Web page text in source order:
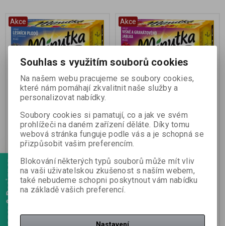
Akce
Čaj minutka lesní plody
20x2g/24ks
Katalogové číslo:2323101
EAN:5900396026781
Ovocný čaj - aromatizovaný
porcovaný s příchutí lesních
plodů.
Akce
Čaj minutka višně granát.
jabl.20x2g/24ks
Katalogové číslo:
EAN:5900396026798
Ovocný čaj - aromatizovaný
porcovaný s příchutí višně a
granátového jablka.
Souhlas s využitím souborů cookies
Na našem webu pracujeme se soubory cookies,
které nám pomáhají zkvalitnit naše služby a
personalizovat nabídky.
Soubory cookies si pamatují, co a jak ve svém
prohlížeči na daném zařízení děláte. Díky tomu
webová stránka funguje podle vás a je schopná se
přizpůsobit vašim preferencím.
Blokování některých typů souborů může mít vliv
na vaši uživatelskou zkušenost s naším webem,
také nebudeme schopni poskytnout vám nabídku
na základě vašich preferencí.